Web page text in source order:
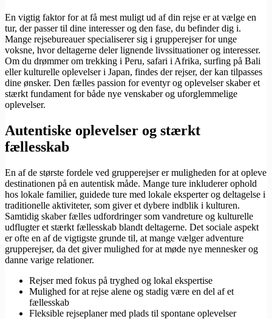
En vigtig faktor for at få mest muligt ud af din rejse er at vælge en
tur, der passer til dine interesser og den fase, du befinder dig i.
Mange rejsebureauer specialiserer sig i grupperejser for unge
voksne, hvor deltagerne deler lignende livssituationer og interesser.
Om du drømmer om trekking i Peru, safari i Afrika, surfing på Bali
eller kulturelle oplevelser i Japan, findes der rejser, der kan tilpasses
dine ønsker. Den fælles passion for eventyr og oplevelser skaber et
stærkt fundament for både nye venskaber og uforglemmelige
oplevelser.
Autentiske oplevelser og stærkt
fællesskab
En af de største fordele ved grupperejser er muligheden for at opleve
destinationen på en autentisk måde. Mange ture inkluderer ophold
hos lokale familier, guidede ture med lokale eksperter og deltagelse i
traditionelle aktiviteter, som giver et dybere indblik i kulturen.
Samtidig skaber fælles udfordringer som vandreture og kulturelle
udflugter et stærkt fællesskab blandt deltagerne. Det sociale aspekt
er ofte en af de vigtigste grunde til, at mange vælger adventure
grupperejser, da det giver mulighed for at møde nye mennesker og
danne varige relationer.
Rejser med fokus på tryghed og lokal ekspertise
Mulighed for at rejse alene og stadig være en del af et
fællesskab
Fleksible rejseplaner med plads til spontane oplevelser